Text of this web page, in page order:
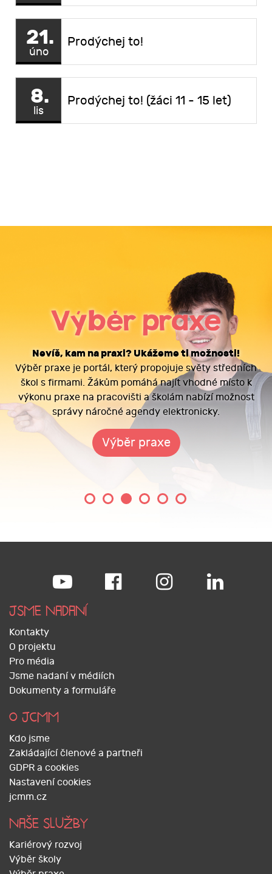
21.
úno
Prodýchej to!
8.
lis
Prodýchej to! (žáci 11 - 15 let)
Výběr praxe
Nevíš, kam na praxi? Ukážeme ti možnosti!
Výběr praxe je portál, který propojuje světy středních
škol s firmami. Žákům pomáhá najít vhodné místo k
výkonu praxe na pracovišti a školám nabízí možnost
správy náročné agendy elektronicky.
Výběr praxe
JSME NADANÍ
Kontakty
O projektu
Pro média
Jsme nadaní v médiích
Dokumenty a formuláře
O JCMM
Kdo jsme
Zakládající členové a partneři
GDPR a cookies
Nastavení cookies
jcmm.cz
NAŠE SLUŽBY
Kariérový rozvoj
Výběr školy